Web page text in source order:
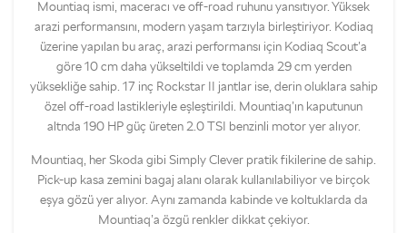
Mountiaq ismi, maceracı ve off-road ruhunu yansıtıyor. Yüksek
arazi performansını, modern yaşam tarzıyla birleştiriyor. Kodiaq
üzerine yapılan bu araç, arazi performansı için Kodiaq Scout’a
göre 10 cm daha yükseltildi ve toplamda 29 cm yerden
yüksekliğe sahip. 17 inç Rockstar II jantlar ise, derin oluklara sahip
özel off-road lastikleriyle eşleştirildi. Mountiaq’ın kaputunun
altnda 190 HP güç üreten 2.0 TSI benzinli motor yer alıyor.
Mountiaq, her Skoda gibi Simply Clever pratik fikilerine de sahip.
Pick-up kasa zemini bagaj alanı olarak kullanılabiliyor ve birçok
eşya gözü yer alıyor. Aynı zamanda kabinde ve koltuklarda da
Mountiaq’a özgü renkler dikkat çekiyor.